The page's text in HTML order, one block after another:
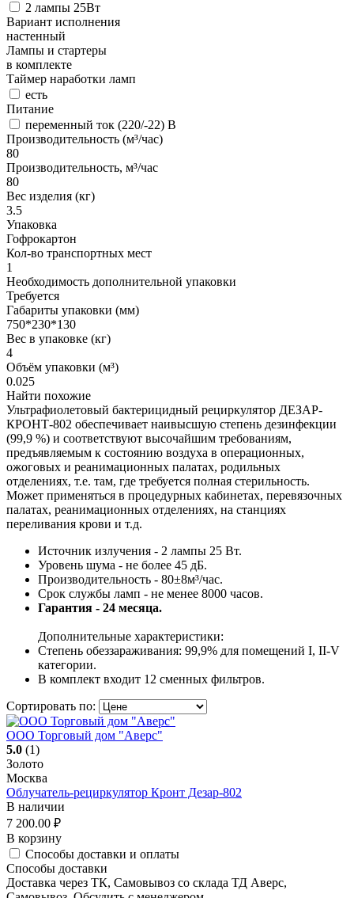
2 лампы 25Вт
Вариант исполнения
настенный
Лампы и стартеры
в комплекте
Таймер наработки ламп
есть
Питание
переменный ток (220/-22) В
Производительность (м³/час)
80
Производительность, м³/час
80
Вес изделия (кг)
3.5
Упаковка
Гофрокартон
Кол-во транспортных мест
1
Необходимость дополнительной упаковки
Требуется
Габариты упаковки (мм)
750*230*130
Вес в упаковке (кг)
4
Объём упаковки (м³)
0.025
Найти похожие
Ультрафиолетовый бактерицидный рециркулятор ДЕЗАР-
КРОНТ-802 обеспечивает наивысшую степень дезинфекции
(99,9 %) и соответствуют высочайшим требованиям,
предъявляемым к состоянию воздуха в операционных,
ожоговых и реанимационных палатах, родильных
отделениях, т.е. там, где требуется полная стерильность.
Может применяться в процедурных кабинетах, перевязочных
палатах, реанимационных отделениях, на станциях
переливания крови и т.д.
Источник излучения - 2 лампы 25 Вт.
Уровень шума - не более 45 дБ.
Производительность - 80±8м³/час.
Срок службы ламп - не менее 8000 часов.
Гарантия - 24 месяца.
Дополнительные характеристики:
Степень обеззараживания: 99,9% для помещений I, II-V
категории.
В комплект входит 12 сменных фильтров.
Сортировать по:
ООО Торговый дом "Аверс"
5.0 (1)
Золото
Москва
Облучатель-рециркулятор Кронт Дезар-802
В наличии
7 200.00 ₽
В корзину
Способы доставки и оплаты
Способы доставки
Доставка через ТК, Самовывоз со склада ТД Аверс,